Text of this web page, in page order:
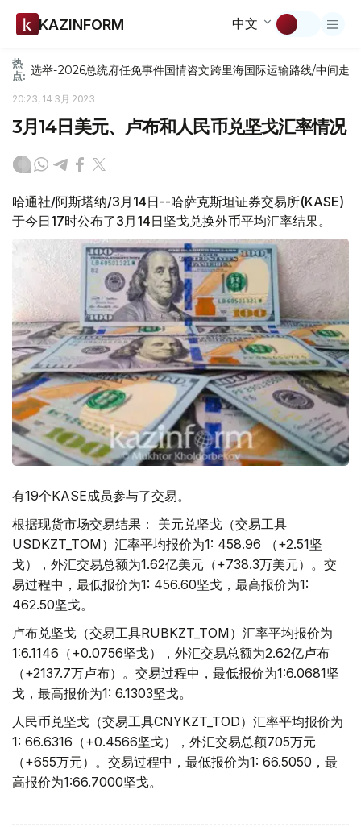
KAZINFORM 中文
热
点: 选举-2026总统府任免事件国情咨文跨里海国际运输路线/中间走廊
20:23, 14 3月 2023
3月14日美元、卢布和人民币兑坚戈汇率情况
哈通社/阿斯塔纳/3月14日--哈萨克斯坦证券交易所(KASE)
于今日17时公布了3月14日坚戈兑换外币平均汇率结果。
有19个KASE成员参与了交易。
根据现货市场交易结果： 美元兑坚戈（交易工具
USDKZT_TOM）汇率平均报价为1: 458.96 （+2.51坚
戈），外汇交易总额为1.62亿美元（+738.3万美元）。交
易过程中，最低报价为1: 456.60坚戈，最高报价为1:
462.50坚戈。
卢布兑坚戈（交易工具RUBKZT_TOM）汇率平均报价为
1:6.1146（+0.0756坚戈），外汇交易总额为2.62亿卢布
（+2137.7万卢布）。交易过程中，最低报价为1:6.0681坚
戈，最高报价为1: 6.1303坚戈。
人民币兑坚戈（交易工具CNYKZT_TOD）汇率平均报价为
1: 66.6316（+0.4566坚戈），外汇交易总额705万元
（+655万元）。交易过程中，最低报价为1: 66.5050，最
高报价为1:66.7000坚戈。